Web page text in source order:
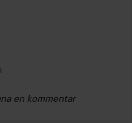
en kommentar